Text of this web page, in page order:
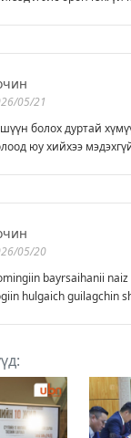
05/21
болох дуртай
юу хийхээ
05/20
bayrsaihanii
hulgaich guilagchin